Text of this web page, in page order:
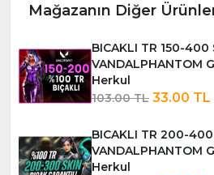
Mağazanın Diğer
BICAKLI TR 150-400
VANDALPHANTOM
Herkul
103.00 TL 33.00 TL
BICAKLI TR 200-400
VANDALPHANTOM
Herkul